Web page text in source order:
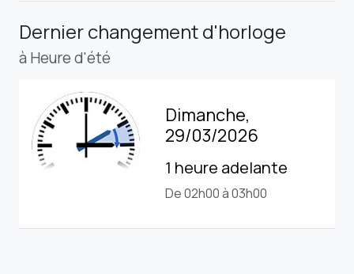
Dernier changement d'horloge
à Heure d'été
Dimanche,
29/03/2026
1 heure adelante
De 02h00 à 03h00